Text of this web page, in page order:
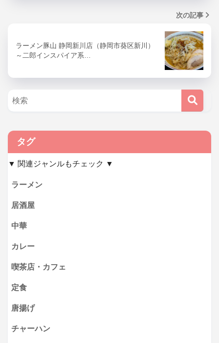
次の記事
ラーメン豚山 静岡新川店（静岡市葵区新川）
～二郎インスパイア系…
タグ
▼ 関連ジャンルもチェック ▼
ラーメン
居酒屋
中華
カレー
喫茶店・カフェ
定食
唐揚げ
チャーハン